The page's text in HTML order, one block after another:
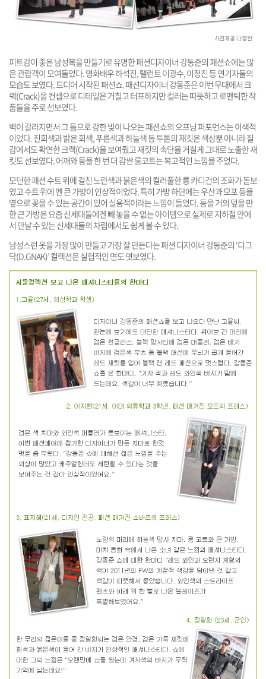
피트감이 좋은 남성복을 만들기로 유명한 패션디자이너 강동준의 패션쇼에는 많
은 관람객이 모여들었다. 영화배우 하석진, 탤런트 이광수, 이정진 등 연기자들의
모습도 보였다. 드디어 시작된 패션쇼. 패션디자이너 강동준은 이번 무대에서 크
랙(Crack)을 컨셉으로 디테일은 거칠고 터프하지만 컬러는 따뜻하고 로맨틱한 작
품들을 주로 선보였다.
벽이 갈라지면서 그 틈으로 강한 빛이 나오는 패션쇼의 오프닝 퍼포먼스는 이색적
이었다. 진회색과 밝은 회색, 푸른색과 하늘색 등 투톤의 재킷은 색상뿐 아니라 질
감에서도 확연한 크랙(Crack)을 보여줬고 재킷의 속단을 거칠게 그대로 노출한 재
킷도 선보였다. 어깨와 등을 한 번 더 감싼 롱코트는 복고적인 느낌을 주었다.
모던한 패션 수트 위에 걸친 노란색과 붉은색의 컬러풀한 롱 카디건의 조화가 돋보
였고 수트 위에 멘 큰 가방이 인상적이었다. 특히 가방 하단에는 우산과 모포 등을
옆으로 꽂을 수 있는 공간이 있어 실용적이라는 느낌이 들었다. 등을 거의 덮을 만
한 큰 가방은 요즘 신세대들에겐 빼 놓을 수 없는 아이템으로 실제로 지하철 안에
서 만날 수 있는 신세대들의 차림에서도 쉽게 볼 수 있다.
남성스런 옷을 가장 많이 만들고 가장 잘 만든다는 패션 디자이너 강동준의 ‘디그
닥(D.GNAK)’ 컬렉션은 실험적인 면도 엿보였다.